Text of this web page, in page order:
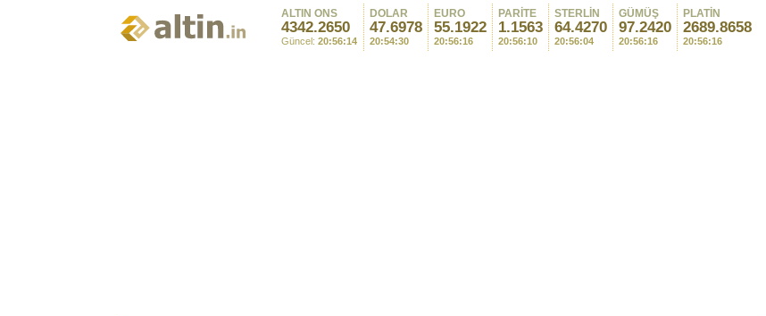
ALTIN ONS
4342.2650
Güncel: 20:56:14
DOLAR
47.6978
20:54:30
EURO
55.1922
20:56:16
PARİTE
1.1563
20:56:10
STERLİN
64.4270
20:56:04
GÜMÜŞ
97.2420
20:56:16
PLATİN
2689.8658
20:56:16